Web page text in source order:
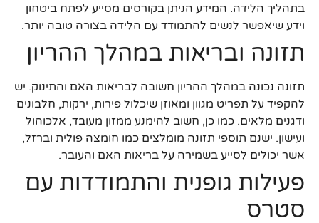
בתהליך הלידה. המידע הניתן בקורסים מסייע לפתח ביטחון
וידע שיאפשר לנשים להתמודד עם הלידה בצורה טובה יותר.
תזונה ובריאות במהלך ההריון
תזונה נכונה במהלך ההריון חשובה לבריאות האם והתינוק. יש
להקפיד על תפריט מגוון ומאוזן שיכלול פירות, ירקות, חלבונים
ודגנים מלאים. כמו כן, חשוב להימנע ממזון מעובד, אלכוהול
ועישון. ישנם תוספי תזונה מומלצים כמו חומצה פולית וברזל,
אשר יכולים לסייע בשמירה על בריאות האם והעובר.
פעילות גופנית והתמודדות עם
סטרס